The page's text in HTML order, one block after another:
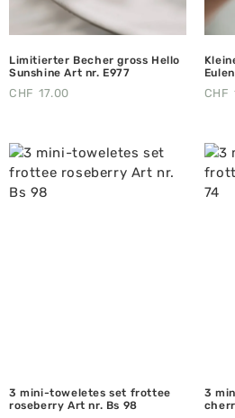
Limitierter Becher gross Hello
Sunshine Art nr. E977
CHF 17.00 CHF
3 mini-toweletes set frottee
roseberry Art nr. Bs 98
3